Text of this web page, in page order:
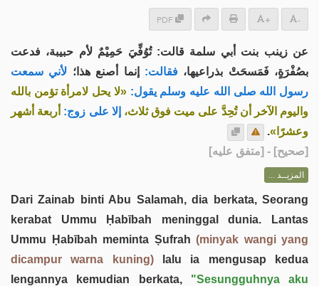
PDF + -
عن زينب بنت أبي سلمة قالت: تُوُفِّيَ حَمِيْمٌ لأم حبيبة، فدعت
بصُفْرَةٍ، فَمَسحَتْ بذراعيها، فقالت: إنما أصنع هذا؛ لأني سمعت
رسول الله صلى الله عليه وسلم يقول: «لا يحل لامرأة تؤمن بالله
واليوم الآخر أن تُحِدَّ على ميت فوق ثلاث، إلا على زوج: أربعة أشهر
وعشرًا».
[صحيح] - [متفق عليه]
المزيــد ...
Dari Zainab binti Abu Salamah, dia berkata, Seorang
kerabat Ummu Ḥabībah meninggal dunia. Lantas
Ummu Ḥabībah meminta Ṣufrah (minyak wangi yang
dicampur warna kuning)lalu ia mengusap kedua
lengannya kemudian berkata, "Sesungguhnya aku